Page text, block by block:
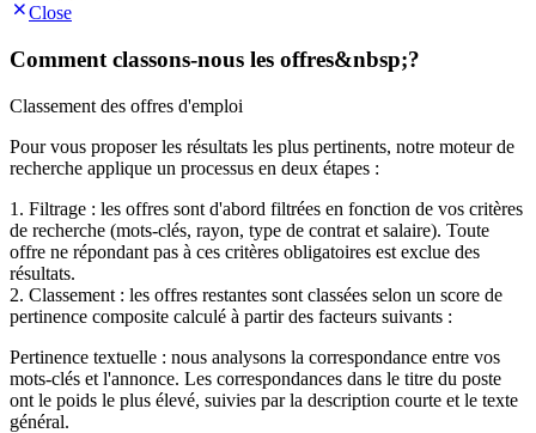
Close
Comment classons-nous les offres&nbsp;?
Classement des offres d'emploi
Pour vous proposer les résultats les plus pertinents, notre moteur de
recherche applique un processus en deux étapes :
1. Filtrage : les offres sont d'abord filtrées en fonction de vos critères
de recherche (mots-clés, rayon, type de contrat et salaire). Toute
offre ne répondant pas à ces critères obligatoires est exclue des
résultats.
2. Classement : les offres restantes sont classées selon un score de
pertinence composite calculé à partir des facteurs suivants :
Pertinence textuelle : nous analysons la correspondance entre vos
mots-clés et l'annonce. Les correspondances dans le titre du poste
ont le poids le plus élevé, suivies par la description courte et le texte
général.